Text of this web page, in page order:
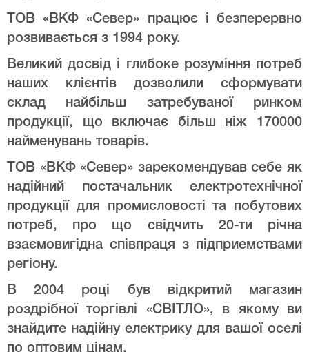
ТОВ «ВКФ «Север» працює і безперервно
розвивається з 1994 року.
Великий досвід і глибоке розуміння потреб
наших клієнтів дозволили сформувати
склад найбільш затребуваної ринком
продукції, що включає більш ніж 170000
найменувань товарів.
ТОВ «ВКФ «Север» зарекомендував себе як
надійний постачальник електротехнічної
продукції для промисловості та побутових
потреб, про що свідчить 20-ти річна
взаємовигідна співпраця з підприемствами
регіону.
В 2004 році був відкритий магазин
роздрібної торгівлі «СВІТЛО», в якому ви
знайдите надійну електрику для вашої оселі
по оптовим цінам.